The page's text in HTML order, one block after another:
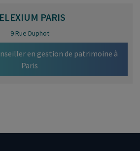
PARIS
9 Rue Duphot
en gestion de patrimoine à
Paris